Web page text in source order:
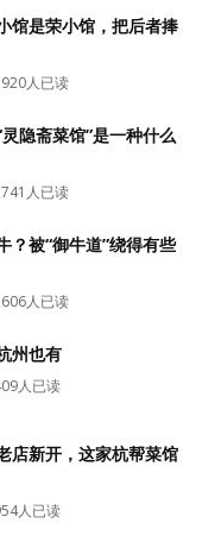
馆是荣小馆，把后者捧
人已读
隐斋菜馆”是一种什么
人已读
？被“御牛道”绕得有些
人已读
州也有
人已读
店新开，这家杭帮菜馆
人已读